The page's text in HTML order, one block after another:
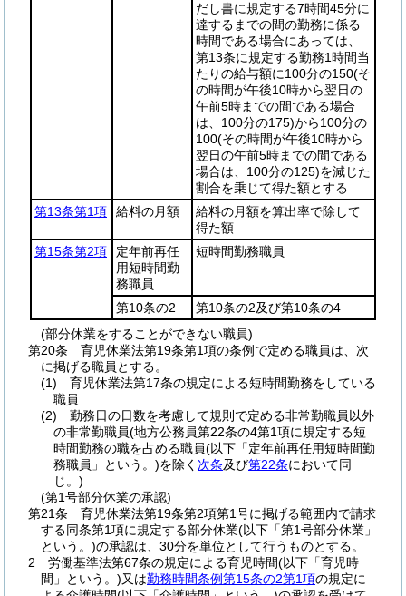
だし書に規定する7時間45分に
達するまでの間の勤務に係る
時間である場合にあっては、
第13条に規定する勤務1時間当
たりの給与額に100分の150(そ
の時間が午後10時から翌日の
午前5時までの間である場合
は、100分の175)から100分の
100(その時間が午後10時から
翌日の午前5時までの間である
場合は、100分の125)を減じた
割合を乗じて得た額とする
第13条第1項
給料の月額
給料の月額を算出率で除して
得た額
第15条第2項
定年前再任
用短時間勤
務職員
短時間勤務職員
第10条の2
第10条の2及び第10条の4
(部分休業をすることができない職員)
第20条
育児休業法第19条第1項の条例で定める職員は、次
に掲げる職員とする。
(1)
育児休業法第17条の規定による短時間勤務をしている
職員
(2)
勤務日の日数を考慮して規則で定める非常勤職員以外
の非常勤職員(地方公務員第22条の4第1項に規定する短
時間勤務の職を占める職員(以下「定年前再任用短時間勤
務職員」という。)を除く 次条及び第22条において同
じ。)
(第1号部分休業の承認)
第21条
育児休業法第19条第2項第1号に掲げる範囲内で請求
する同条第1項に規定する部分休業(以下「第1号部分休業」
という。)の承認は、30分を単位として行うものとする。
2
労働基準法第67条の規定による育児時間(以下「育児時
間」という。)又は勤務時間条例第15条の2第1項の規定に